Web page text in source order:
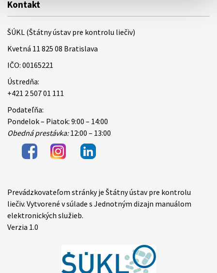
Kontakt
ŠÚKL (Štátny ústav pre kontrolu liečiv)
Kvetná 11 825 08 Bratislava
IČO: 00165221
Ústredňa:
+421 2 507 01 111
Podateľňa:
Pondelok – Piatok: 9:00 – 14:00
Obedná prestávka:12:00 – 13:00
Items
Prevádzkovateľom stránky je Štátny ústav pre kontrolu
liečiv. Vytvorené v súlade s Jednotným dizajn manuálom
elektronických služieb.
Verzia 1.0